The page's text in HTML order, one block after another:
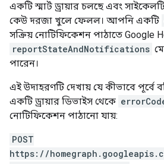
একটি স্মার্ট ড্রায়ার চলছে এবং
কেউ দরজা খুলে ফেলল। আপনি একটি
সক্রিয় নোটিফিকেশন পাঠাতে Google
reportStateAndNotifications
পারেন।
এই উদাহরণটি দেখায় যে কীভাবে পূর্বে
একটি ড্রায়ার ডিভাইস থেকে
নোটিফিকেশন পাঠানো যায়:
POST
https://